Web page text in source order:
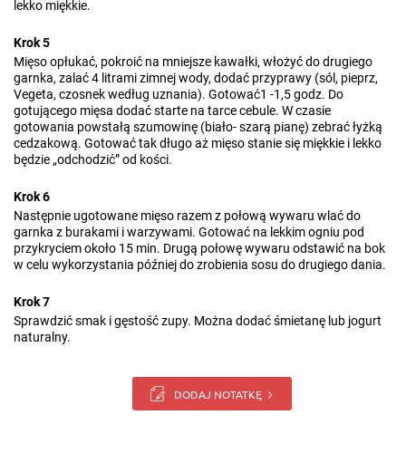
lekko miękkie.
Krok 5
Mięso opłukać, pokroić na mniejsze kawałki, włożyć do drugiego
garnka, zalać 4 litrami zimnej wody, dodać przyprawy (sól, pieprz,
Vegeta, czosnek według uznania). Gotować1 -1,5 godz. Do
gotującego mięsa dodać starte na tarce cebule. W czasie
gotowania powstałą szumowinę (biało- szarą pianę) zebrać łyżką
cedzakową. Gotować tak długo aż mięso stanie się miękkie i lekko
będzie „odchodzić” od kości.
Krok 6
Następnie ugotowane mięso razem z połową wywaru wlać do
garnka z burakami i warzywami. Gotować na lekkim ogniu pod
przykryciem około 15 min. Drugą połowę wywaru odstawić na bok
w celu wykorzystania później do zrobienia sosu do drugiego dania.
Krok 7
Sprawdzić smak i gęstość zupy. Można dodać śmietanę lub jogurt
naturalny.
DODAJ NOTATKĘ